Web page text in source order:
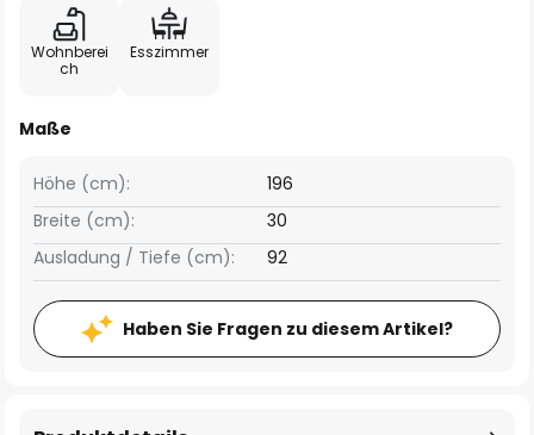
Wohnberei
ch
Esszimmer
Maße
Breite (cm): 30
Höhe (cm): 196
Ausladung / Tiefe (cm): 92
Haben Sie Fragen zu diesem Artikel?